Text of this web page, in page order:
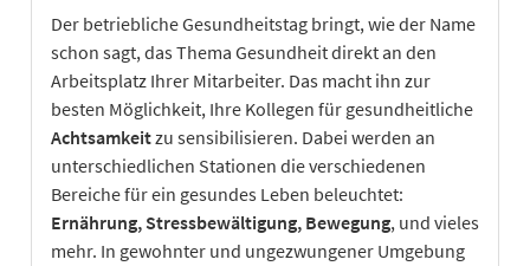
Der betriebliche Gesundheitstag bringt, wie der Name
schon sagt, das Thema Gesundheit direkt an den
Arbeitsplatz Ihrer Mitarbeiter. Das macht ihn zur
besten Möglichkeit, Ihre Kollegen für gesundheitliche
Achtsamkeitzu sensibilisieren. Dabei werden an
unterschiedlichen Stationen die verschiedenen
Bereiche für ein gesundes Leben beleuchtet:
Ernährung, Stressbewältigung, Bewegung, und vieles
mehr. In gewohnter und ungezwungener Umgebung